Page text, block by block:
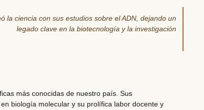
la ciencia con sus estudios sobre el ADN, dejando un
legado clave en la biotecnología y la investigación
más conocidas de nuestro país . Sus
biología molecular y su prolífica labor docente y